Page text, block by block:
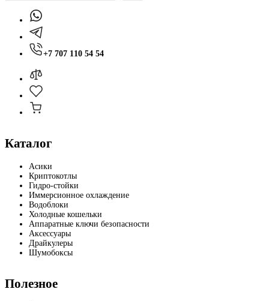
+7 707 110 54 54
Каталог
Асики
Криптокотлы
Гидро-стойки
Иммерсионное охлаждение
Водоблоки
Холодные кошельки
Аппаратные ключи безопасности
Аксессуары
Драйкулеры
Шумобоксы
Полезное